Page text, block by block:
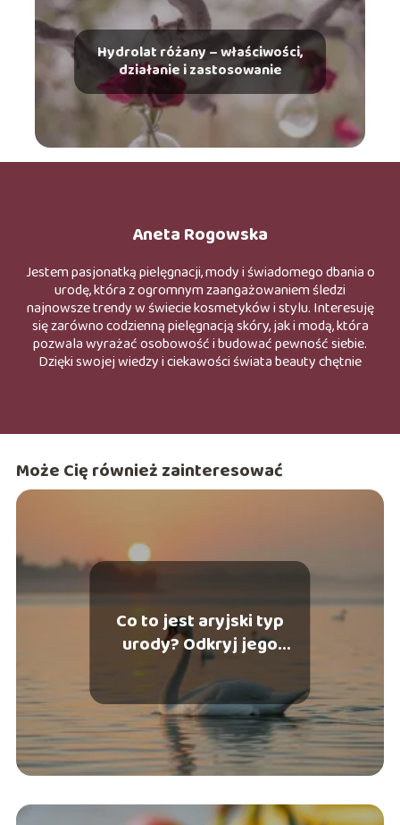
Hydrolat różany – właściwości,
działanie i zastosowanie
Aneta Rogowska
Jestem pasjonatką pielęgnacji, mody i świadomego dbania o
urodę, która z ogromnym zaangażowaniem śledzi
najnowsze trendy w świecie kosmetyków i stylu. Interesuję
się zarówno codzienną pielęgnacją skóry, jak i modą, która
pozwala wyrażać osobowość i budować pewność siebie.
Dzięki swojej wiedzy i ciekawości świata beauty chętnie
oraz stylu, wierząc, że odpowiednio dobrane kosmetyki i
trendami, ale jednocześnie promuje wygodę, naturalność i
autentyczność. W wolnym czasie lubię testować nowe
Może Cię również zainteresować
Co to jest aryjski typ
urody? Odkryj jego
znaczenie i cechy